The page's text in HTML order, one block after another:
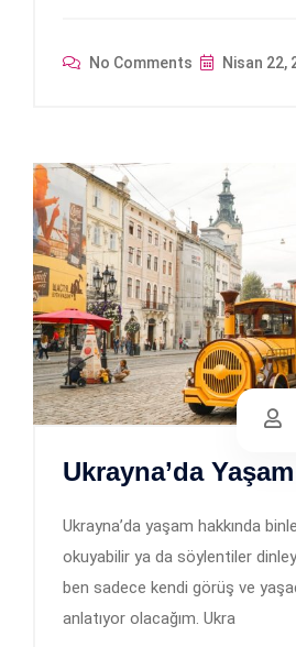
No Comments Nisan 22,
Ukrayna’da Yaşam
Ukrayna’da yaşam hakkında
okuyabilir ya da söylentiler
ben sadece kendi görüş ve
anlatıyor olacağım. Ukra